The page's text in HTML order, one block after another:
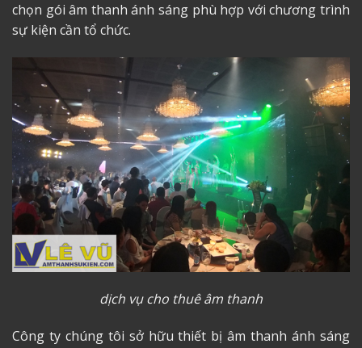
chọn gói âm thanh ánh sáng phù hợp với chương trình
sự kiện cần tổ chức.
dịch vụ cho thuê âm thanh
Công ty chúng tôi sở hữu thiết bị âm thanh ánh sáng